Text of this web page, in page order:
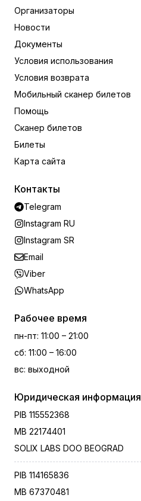
Организаторы
Новости
Документы
Условия использования
Условия возврата
Мобильный сканер билетов
Помощь
Сканер билетов
Билеты
Карта сайта
Контакты
Telegram
Instagram RU
Instagram SR
Email
Viber
WhatsApp
Рабочее время
пн-пт: 11:00 – 21:00
сб: 11:00 – 16:00
вс: выходной
Юридическая информация
PIB 115552368
MB 22174401
SOLIX LABS DOO BEOGRAD
PIB 114165836
MB 67370481